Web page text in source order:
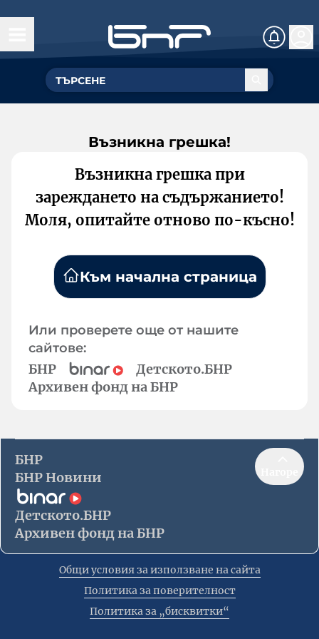
Възникна грешка!
Възникна грешка при
зареждането на съдържанието!
Моля, опитайте отново по-късно!
Към начална страница
Или проверете още от нашите
сайтове:
БНР
Детското.БНР
Архивен фонд на БНР
БНР
БНР Новини
Детското.БНР
Архивен фонд на БНР
Общи условия за използване на сайта
Политика за поверителност
Политика за „бисквитки“